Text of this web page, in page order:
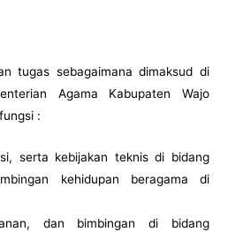
tugas sebagaimana dimaksud di
Agama Kabupaten Wajo
:
serta kebijakan teknis di bidang
kehidupan beragama di
dan bimbingan di bidang